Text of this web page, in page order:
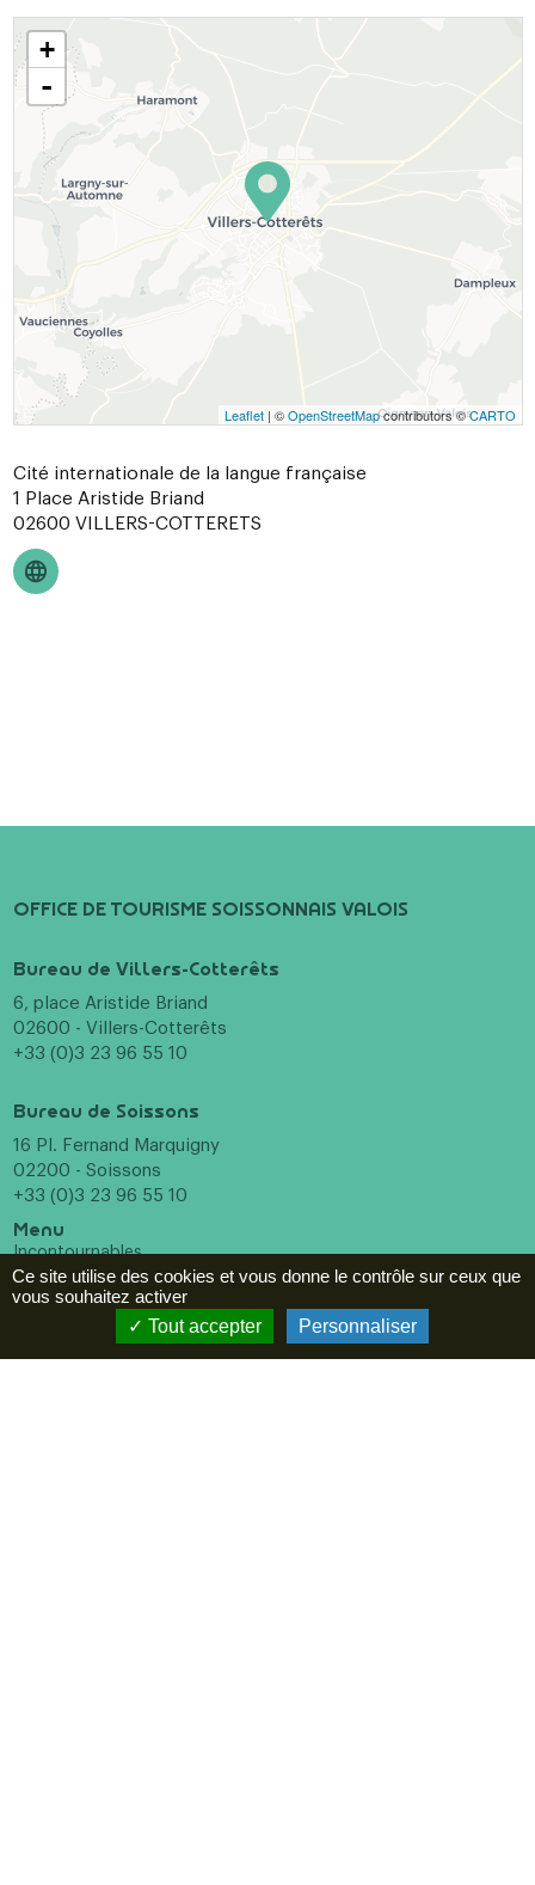
+
-
Leaflet| ©OpenStreetMapcontributors ©CARTO
Cité internationale de la langue française
1 Place Aristide Briand
02600 VILLERS-COTTERETS
OFFICE DE TOURISME SOISSONNAIS VALOIS
Bureau de Villers-Cotterêts
6, place Aristide Briand
02600 - Villers-Cotterêts
+33 (0)3 23 96 55 10
Bureau de Soissons
16 Pl. Fernand Marquigny
02200 - Soissons
+33 (0)3 23 96 55 10
Menu
Incontournables
A voir, à faire
Hébergements
Ce site utilise des cookies et vous donne le contrôle sur ceux que
vous souhaitez activer
Tout accepter
Personnaliser